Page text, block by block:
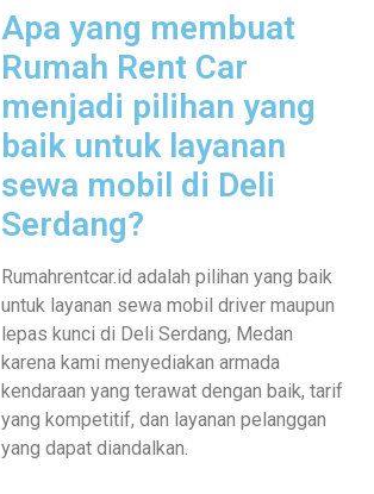
Apa yang membuat
Rumah Rent Car
menjadi pilihan yang
baik untuk layanan
sewa mobil di Deli
Serdang?
Rumahrentcar.id adalah pilihan yang baik
untuk layanan sewa mobil driver maupun
lepas kunci di Deli Serdang, Medan
karena kami menyediakan armada
kendaraan yang terawat dengan baik, tarif
yang kompetitif, dan layanan pelanggan
yang dapat diandalkan.